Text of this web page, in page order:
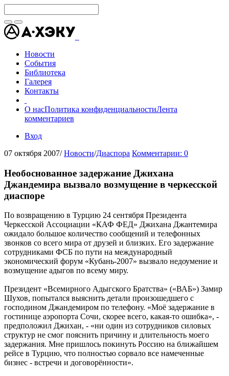
Новости
События
Библиотека
Галерея
Контакты
О насПолитика конфиденциальностиЛента
комментариев
Вход
07 октября 2007/ Новости/Диаспора Комментарии: 0
Необоснованное задержание Джихана
Джандемира вызвало возмущение в черкесской
диаспоре
По возвращению в Турцию 24 сентября Президента
Черкесской Ассоциации «КАФ ФЕД» Джихана Джантемира
ожидало большое количество сообщений и телефонных
звонков со всего мира от друзей и близких. Его задержание
сотрудниками ФСБ по пути на международный
экономический форум «Кубань-2007» вызвало недоумение и
возмущение адыгов по всему миру.
Президент «Всемирного Адыгского Братства» («ВАБ») Замир
Шухов, попытался выяснить детали произошедшего с
господином Джандемиром по телефону. «Моё задержание в
гостинице аэропорта Сочи, скорее всего, какая-то ошибка», -
предположил Джихан, - «ни один из сотрудников силовых
структур не смог пояснить причину и длительность моего
задержания. Мне пришлось покинуть Россию на ближайшем
рейсе в Турцию, что полностью сорвало все намеченные
бизнес - встречи и договорённости».